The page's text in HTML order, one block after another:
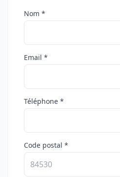
Nom *
Email *
Téléphone *
Code postal *